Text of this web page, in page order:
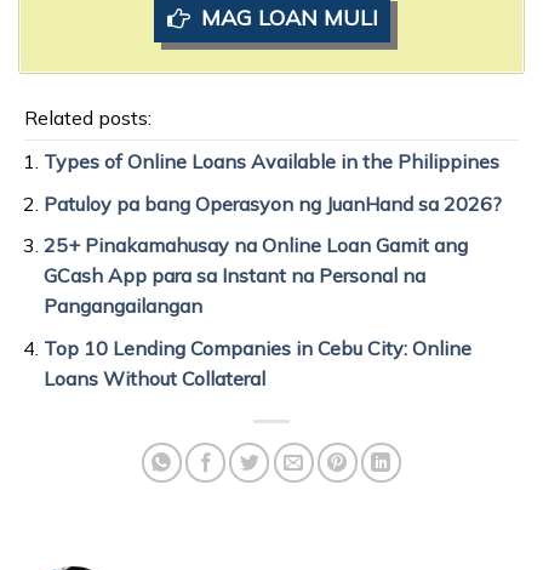
MAG LOAN MULI
Related posts:
Types of Online Loans Available in the Philippines
Patuloy pa bang Operasyon ng JuanHand sa 2026?
25+ Pinakamahusay na Online Loan Gamit ang
GCash App para sa Instant na Personal na
Pangangailangan
Top 10 Lending Companies in Cebu City: Online
Loans Without Collateral